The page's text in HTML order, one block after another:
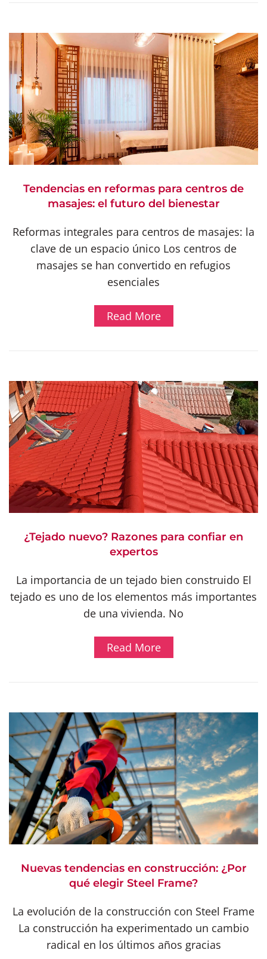
Tendencias en reformas para centros de
masajes: el futuro del bienestar
Reformas integrales para centros de masajes: la
clave de un espacio único Los centros de
masajes se han convertido en refugios
esenciales
Read More
¿Tejado nuevo? Razones para confiar en
expertos
La importancia de un tejado bien construido El
tejado es uno de los elementos más importantes
de una vivienda. No
Read More
Nuevas tendencias en construcción: ¿Por
qué elegir Steel Frame?
La evolución de la construcción con Steel Frame
La construcción ha experimentado un cambio
radical en los últimos años gracias